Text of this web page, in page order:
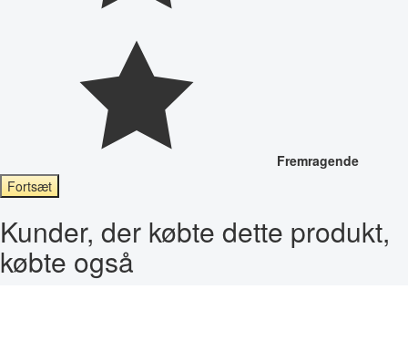
Fremragende
Fortsæt
Kunder, der købte dette produkt,
købte også